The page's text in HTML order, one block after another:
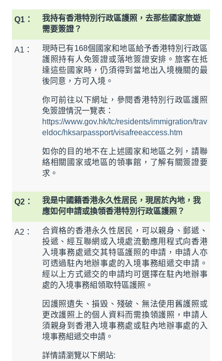
Q1：
我持有香港特別行政區護照，去那些國家旅遊
需要簽證？
A1：
現時已有168個國家和地區給予香港特別行政區
護照持有人免簽證或落地簽證安排。旅客在抵
達這些國家時，仍須得到當地出入境機關的最
後同意，方可入境。
你可前往以下網址，參閱香港特別行政區護照
免簽證情況一覽表：
https://www.gov.hk/tc/residents/immigration/trav
eldoc/hksarpassport/visafreeaccess.htm
如你的目的地不在上述國家和地區之列，請聯
絡相關國家或地區的領事館，了解有關簽證要
求。
Q2：
我是中國籍香港永久性居民，現居於內地，我
應如何申請或換領香港特別行政區護照？
A2：
合資格的香港永久性居民，可以親身、郵遞、
投遞、經互聯網或入境處流動應用程式向香港
入境事務處遞交其特區護照的申請，申請人亦
可透過駐內地辦事處的入境事務組遞交申請。
經以上方式遞交的申請均可選擇在駐內地辦事
處的入境事務組領取特區護照。
因護照遺失、損毀、殘破、無法使用舊護照或
更改護照上的個人資料而需換領護照，申請人
須親身到香港入境事務處或駐內地辦事處的入
境事務組遞交申請。
詳情請瀏覽以下網站: